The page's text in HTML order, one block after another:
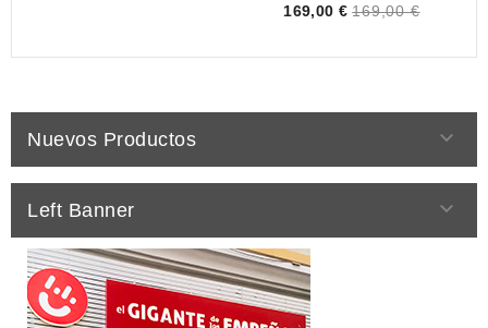
Price
169,00 € 169,00 €
Nuevos Productos 
Left Banner 